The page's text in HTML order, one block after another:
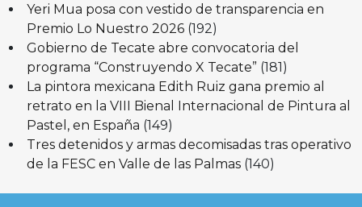
Yeri Mua posa con vestido de transparencia en
Premio Lo Nuestro 2026 (192)
Gobierno de Tecate abre convocatoria del
programa “Construyendo X Tecate” (181)
La pintora mexicana Edith Ruiz gana premio al
retrato en la VIII Bienal Internacional de Pintura al
Pastel, en España (149)
Tres detenidos y armas decomisadas tras operativo
de la FESC en Valle de las Palmas (140)